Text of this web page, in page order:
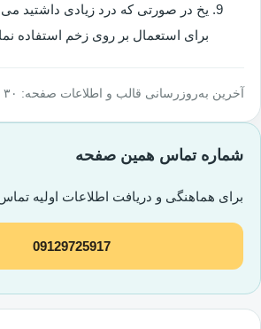
یخ در صورتی که درد زیادی داشتید می
برای استعمال بر روی زخم استفاده
آخرین به‌روزرسانی قالب و اطلاعات صفحه: ۳۰ تیر ۱۴۰۵
شماره تماس همین صفحه
برای هماهنگی و دریافت اطلاعات اولیه تماس
09129725917